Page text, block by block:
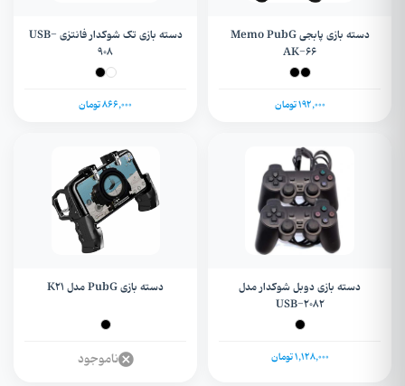
دسته بازی پابجی Memo PubG
AK-66
192,000 تومان
دسته بازی تک شوکدار فانتزی USB-
908
866,000 تومان
دسته بازی دوبل شوکدار مدل
USB-۲۰۸۲
1,128,000 تومان
دسته بازی PubG مدل K21
ناموجود